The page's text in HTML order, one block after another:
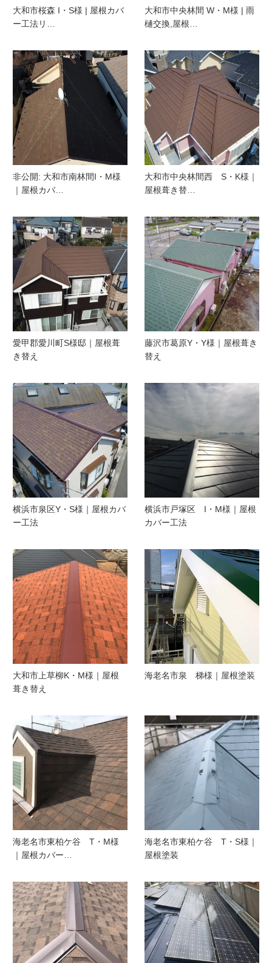
大和市桜森 I・S様 | 屋根カバ
ー工法リ…
大和市中央林間 W・M様 | 雨
樋交換,屋根…
非公開: 大和市南林間I・M様
｜屋根カバ…
大和市中央林間西 S・K様｜
屋根葺き替…
愛甲郡愛川町S様邸｜屋根葺
き替え
藤沢市葛原Y・Y様｜屋根葺き
替え
横浜市泉区Y・S様｜屋根カバ
ー工法
横浜市戸塚区 I・M様｜屋根
カバー工法
大和市上草柳K・M様｜屋根
葺き替え
海老名市泉 梯様｜屋根塗装
海老名市東柏ケ谷 T・M様
｜屋根カバー…
海老名市東柏ケ谷 T・S様｜
屋根塗装